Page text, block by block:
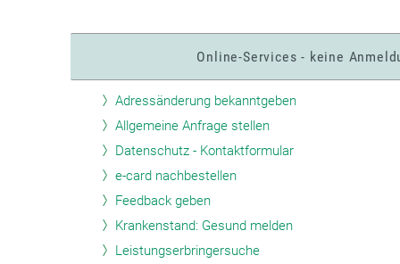
Online-Services - keine
Adressänderung bekanntgeben
Allgemeine Anfrage stellen
Datenschutz - Kontaktformular
e-card nachbestellen
Feedback geben
Krankenstand: Gesund melden
Leistungserbringersuche